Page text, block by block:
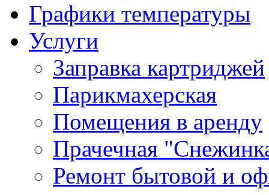
Графики температуры
Услуги
Заправка картриджей
Парикмахерская
Помещения в аренду
Прачечная
Ремонт бытовой и